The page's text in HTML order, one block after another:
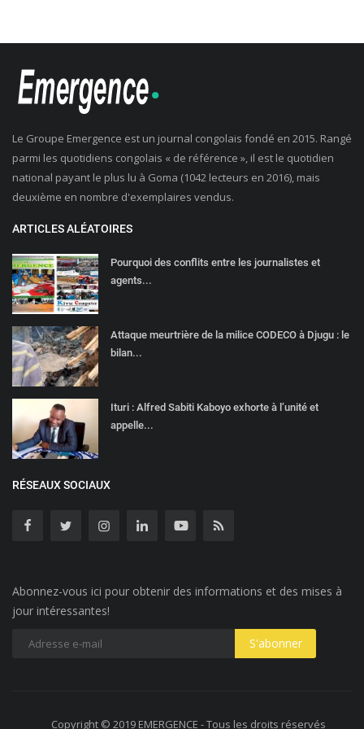
Le Groupe Emergence est un journal congolais fondé en 2015. Rangé
parmi les quotidiens congolais « de référence », il est le quotidien
national payant le plus lu à Goma (1042 lecteurs en 2016), mais
deuxième en nombre d'exemplaires vendus.
ARTICLES ALÉATOIRES
Pourquoi des conflits entre les journalistes et
agents...
Attaque meurtrière de la milice CODECO à Djugu : le
bilan...
Ituri : Alfred Sabiti Kaboyo exhorte à l’unité et
appelle...
RÉSEAUX SOCIAUX
Abonnez-vous ici pour obtenir des informations et des mises à
jour intéressantes!
Copyright © 2019 EMERGENCE - Tous les droits réservés